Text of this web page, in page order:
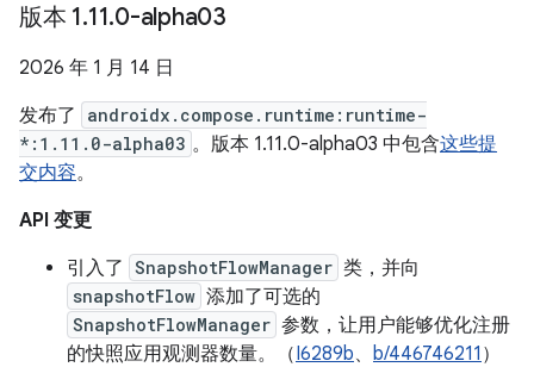
版本 1.11.0-alpha03
2026 年 1 月 14 日
发布了
androidx.compose.runtime:runtime-
*:1.11.0-alpha03 。版本 1.11.0-alpha03 中包含这些提
交内容。
API 变更
引入了 SnapshotFlowManager 类，并向
snapshotFlow 添加了可选的
SnapshotFlowManager 参数，让用户能够优化注册
的快照应用观测器数量。（I6289b、 b/446746211 ）